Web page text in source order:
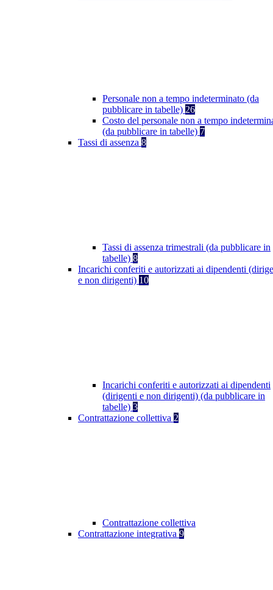
Personale non a tempo indeterminato (da
pubblicare in tabelle) 26
Costo del personale non a tempo
(da pubblicare in tabelle) 7
Tassi di assenza 8
Tassi di assenza trimestrali (da pubblicare in
tabelle) 8
Incarichi conferiti e autorizzati ai dipendenti
e non dirigenti) 10
Incarichi conferiti e autorizzati ai dipendenti
(dirigenti e non dirigenti) (da pubblicare in
tabelle) 3
Contrattazione collettiva 2
Contrattazione collettiva
Contrattazione integrativa 9